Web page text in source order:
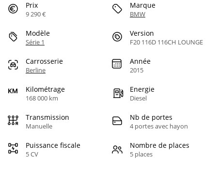
Prix
9 290 €
Marque
BMW
Modèle
Série 1
Version
F20 116D 116CH LOUNGE
Carrosserie
Berline
Année
2015
Kilométrage
168 000 km
Energie
Diesel
Transmission
Manuelle
Nb de portes
4 portes avec hayon
Puissance fiscale
5 CV
Nombre de places
5 places